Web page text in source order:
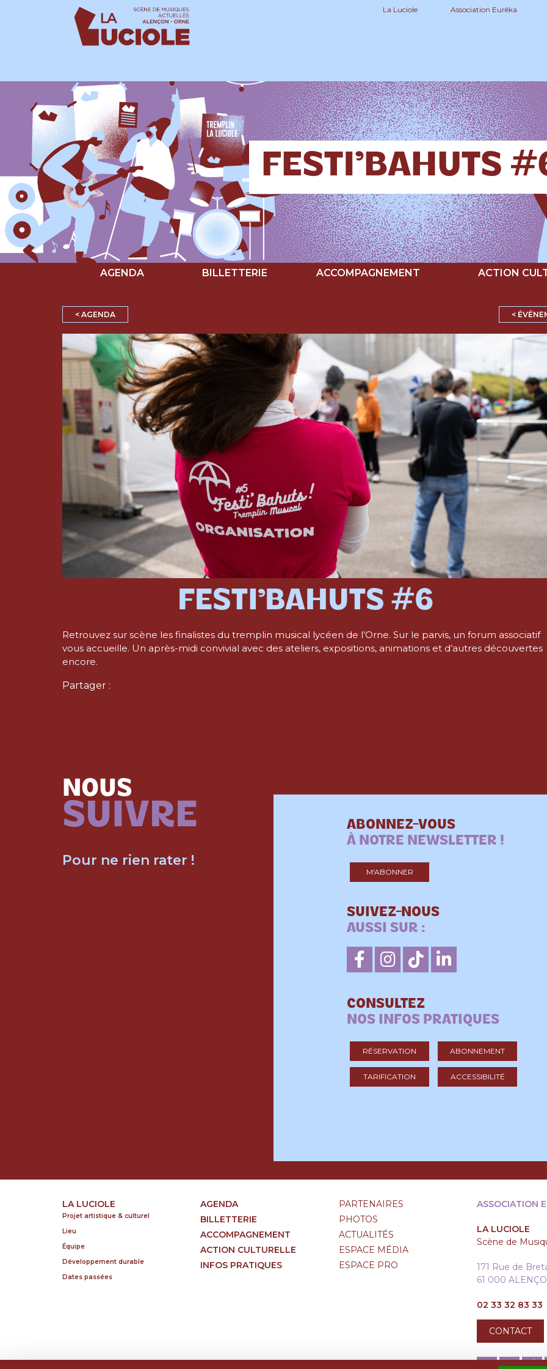
La Luciole Association Eurêka
FESTI’BAHUTS
AGENDA BILLETTERIE ACCOMPAGNEMENT ACTION
< AGENDA <
FESTI’BAHUTS #6
Retrouvez sur scène les finalistes du tremplin musical lycéen de l’Orne. Sur le parvis, un forum associatif
vous accueille. Un après-midi convivial avec des ateliers, expositions, animations et d’autres découvertes
encore.
Partager :
NOUS
SUIVRE
Pour ne rien rater !
ABONNEZ-VOUS
À NOTRE NEWSLETTER !
M'ABONNER
SUIVEZ-NOUS
AUSSI SUR :
CONSULTEZ
NOS INFOS PRATIQUES
RÉSERVATION ABONNEMENT
TARIFICATION ACCESSIBILITÉ
LA LUCIOLE
Projet artistique & culturel
Lieu
Équipe
Développement durable
Dates passées
AGENDA
BILLETTERIE
ACCOMPAGNEMENT
ACTION CULTURELLE
INFOS PRATIQUES
PARTENAIRES
PHOTOS
ACTUALITÉS
ESPACE MÉDIA
ESPACE PRO
ASSOCIATION
LA LUCIOLE
Scène de
171 Rue de
61 000
02 33 32 83 33
CONTACT
Panneau de gestion des cookies